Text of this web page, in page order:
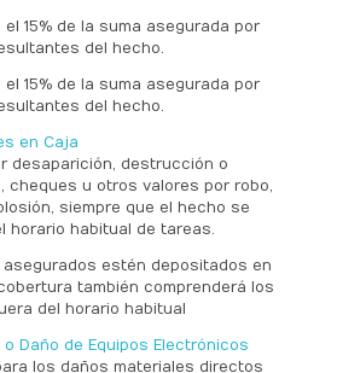
15% de la suma asegurada por
del hecho.
15% de la suma asegurada por
del hecho.
en Caja
desaparición, destrucción o
cheques u otros valores por robo,
siempre que el hecho se
horario habitual de tareas.
asegurados estén depositados en
también comprenderá los
del horario habitual
o Daño de Equipos Electrónicos
los daños materiales directos